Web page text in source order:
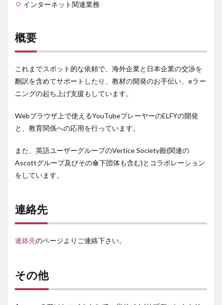
インターネット関連業務
概要
これまでスポット的な依頼で、海外企業と日本企業の交渉を
翻訳を含めてサポートしたり、教材の開発のお手伝い、eラー
ニングの起ち上げ支援もしています。
Webブラウザ上で使えるYouTubeプレーヤーのELFYの開発
と、教育関係への応用を行っています。
また、英語ユーザーグループのVertice Society殿(関連の
Ascottグループ及びその傘下団体も含む)とコラボレーション
をしています。
連絡先
連絡先のページよりご連絡下さい。
その他